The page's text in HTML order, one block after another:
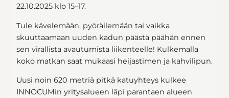
22.10.2025 klo 15–17.
Tule kävelemään, pyöräilemään tai vaikka
skuuttaamaan uuden kadun päästä päähän ennen
sen virallista avautumista liikenteelle! Kulkemalla
koko matkan saat mukaasi heijastimen ja kahvilipun.
Uusi noin 620 metriä pitkä katuyhteys kulkee
INNOCUMin yritysalueen läpi parantaen alueen